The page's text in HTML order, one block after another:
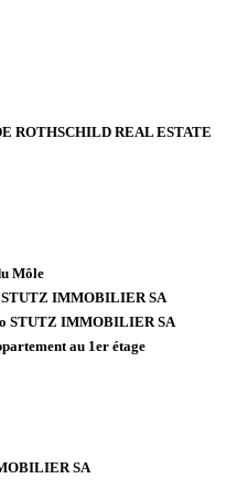
ROTHSCHILD REAL ESTATE
Môle
STUTZ IMMOBILIER SA
STUTZ IMMOBILIER SA
au 1er étage
SA